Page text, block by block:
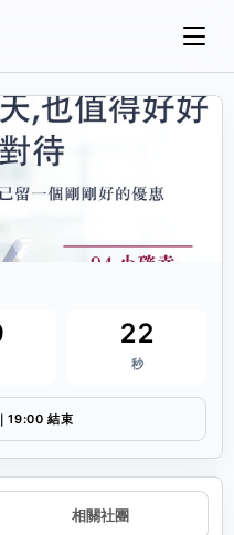
21
秒
19:00 結束
相關社團